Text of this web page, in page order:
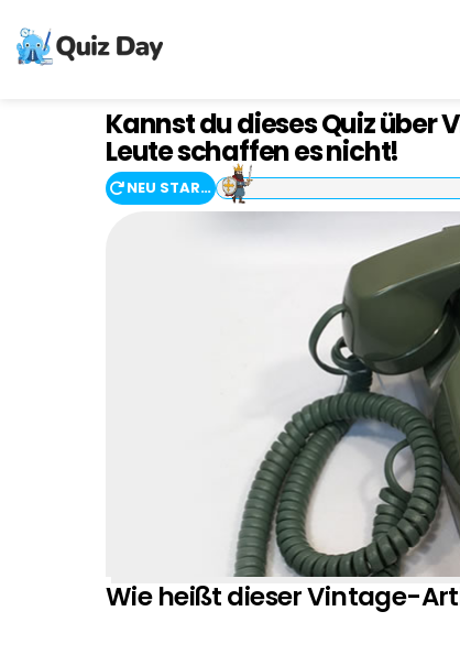
Kannst du dieses Quiz über
Leute schaffen es nicht!
NEU STARTEN
Wie heißt dieser Vintage-